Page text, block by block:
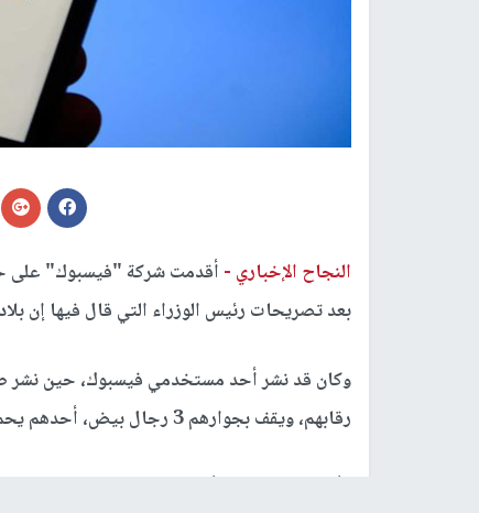
النجاح الإخباري - أقدمت شركة "فيسبوك" على
بعد تصريحات رئيس الوزراء التي قال فيها إن
وكان قد نشر أحد مستخدمي فيسبوك، حين نشر
رقابهم، ويقف بجوارهم 3 رجال بيض، أحدهم يحمل سلاحا.